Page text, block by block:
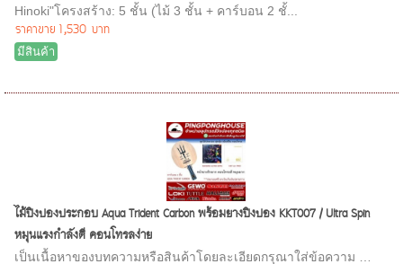
Hinoki"โครงสร้าง: 5 ชั้น (ไม้ 3 ชั้น + คาร์บอน 2 ชั้...
ราคาขาย 1,530 บาท
มีสินค้า
ไม้ปิงปองประกอบ Aqua Trident Carbon พร้อมยางปิงปอง KKT007 / Ultra Spin
หมุนแรงกำลังดี คอนโทรลง่าย
เป็นเนื้อหาของบทความหรือสินค้าโดยละเอียดกรุณาใส่ข้อความ …